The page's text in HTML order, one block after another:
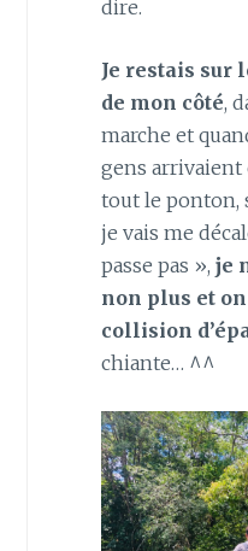
dire.
Je restais sur
de mon côté,
marche et
gens arrivaient
tout le ponton,
je vais me
passe pas », je
non plus et
collision
chiante… ^^